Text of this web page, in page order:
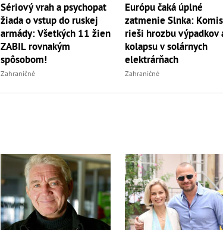
Sériový vrah a psychopat
žiada o vstup do ruskej
armády: Všetkých 11 žien
ZABIL rovnakým
spôsobom!
Zahraničné
Európu čaká úplné
zatmenie Slnka:
rieši hrozbu výpadkov
kolapsu v solárnych
elektrárňach
Zahraničné